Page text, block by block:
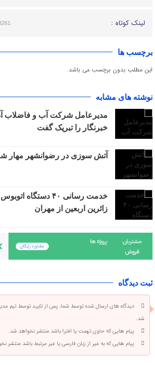
لینک کوتاه :
برچسب ها
این مطلب بدون برچسب می باشد.
نوشته های مشابه
مدیرعامل شرکت آب و فاضلاب
خبرنگار را تبریک گفت
آتش سوزی در رضوانشهر مهار
خدمت رسانی ۴۰ دستگاه
زائرین اربعین از مهران
ثبت دیدگاه
دیدگاه های ارسال شده توسط شما، پس از تایید توسط تیم
شد.
پیام هایی که حاوی تهمت یا افترا باشد منتشر نخواهد شد.
پیام هایی که به غیر از زبان فارسی یا غیر مرتبط باشد منتشر